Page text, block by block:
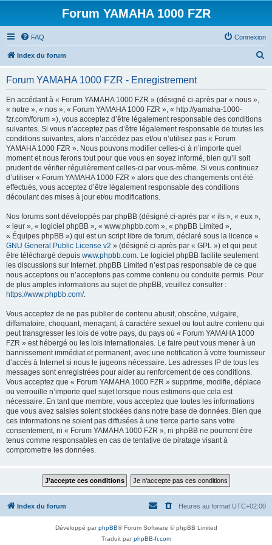
Forum YAMAHA 1000 FZR
FAQ Connexion
Index du forum
Forum YAMAHA 1000 FZR - Enregistrement
En accédant à « Forum YAMAHA 1000 FZR » (désigné ci-après par « nous »,
« notre », « nos », « Forum YAMAHA 1000 FZR », « http://yamaha-1000-
fzr.com/forum »), vous acceptez d’être légalement responsable des conditions
suivantes. Si vous n’acceptez pas d’être légalement responsable de toutes les
conditions suivantes, alors n’accédez pas et/ou n’utilisez pas « Forum
YAMAHA 1000 FZR ». Nous pouvons modifier celles-ci à n’importe quel
moment et nous ferons tout pour que vous en soyez informé, bien qu’il soit
prudent de vérifier régulièrement celles-ci par vous-même. Si vous continuez
d’utiliser « Forum YAMAHA 1000 FZR » alors que des changements ont été
effectués, vous acceptez d’être légalement responsable des conditions
découlant des mises à jour et/ou modifications.
Nos forums sont développés par phpBB (désigné ci-après par « ils », « eux »,
« leur », « logiciel phpBB », « www.phpbb.com », « phpBB Limited »,
« Équipes phpBB ») qui est un script libre de forum, déclaré sous la licence «
GNU General Public License v2 » (désigné ci-après par « GPL ») et qui peut
être téléchargé depuis www.phpbb.com. Le logiciel phpBB facilite seulement
les discussions sur Internet. phpBB Limited n’est pas responsable de ce que
nous acceptons ou n’acceptons pas comme contenu ou conduite permis. Pour
de plus amples informations au sujet de phpBB, veuillez consulter :
https://www.phpbb.com/.
Vous acceptez de ne pas publier de contenu abusif, obscène, vulgaire,
diffamatoire, choquant, menaçant, à caractère sexuel ou tout autre contenu qui
peut transgresser les lois de votre pays, du pays où « Forum YAMAHA 1000
FZR » est hébergé ou les lois internationales. Le faire peut vous mener à un
bannissement immédiat et permanent, avec une notification à votre fournisseur
d’accès à Internet si nous le jugeons nécessaire. Les adresses IP de tous les
messages sont enregistrées pour aider au renforcement de ces conditions.
Vous acceptez que « Forum YAMAHA 1000 FZR » supprime, modifie, déplace
ou verrouille n’importe quel sujet lorsque nous estimons que cela est
nécessaire. En tant que membre, vous acceptez que toutes les informations
que vous avez saisies soient stockées dans notre base de données. Bien que
ces informations ne soient pas diffusées à une tierce partie sans votre
consentement, ni « Forum YAMAHA 1000 FZR », ni phpBB ne pourront être
tenus comme responsables en cas de tentative de piratage visant à
compromettre les données.
Index du forum Heures au format UTC+02:00
Développé parphpBB® Forum Software © phpBB Limited
Traduit parphpBB-fr.com